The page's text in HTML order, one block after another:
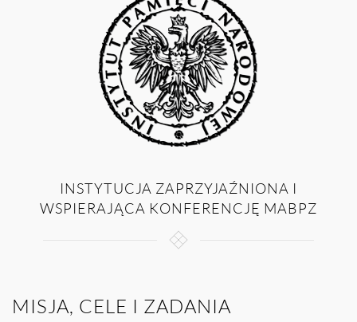
INSTYTUCJA ZAPRZYJAŹNIONA I
WSPIERAJĄCA KONFERENCJĘ MABPZ
MISJA, CELE I ZADANIA